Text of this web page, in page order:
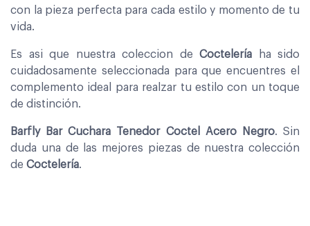
con la pieza perfecta para cada estilo y momento de tu
vida.
Es asi que nuestra coleccion de Coctelería ha sido
cuidadosamente seleccionada para que encuentres el
complemento ideal para realzar tu estilo con un toque
de distinción.
Barfly Bar Cuchara Tenedor Coctel Acero Negro. Sin
duda una de las mejores piezas de nuestra colección
de Coctelería.